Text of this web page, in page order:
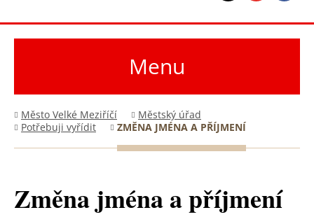
Menu
Město Velké Meziříčí
Městský úřad
Potřebuji vyřídit
ZMĚNA JMÉNA A PŘÍJMENÍ
Změna jména a příjmení